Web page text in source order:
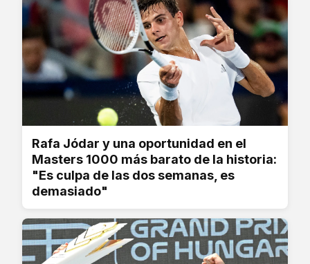
Rafa Jódar y una oportunidad en el
Masters 1000 más barato de la historia:
"Es culpa de las dos semanas, es
demasiado"